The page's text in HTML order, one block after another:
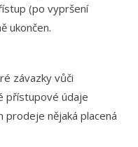
(po vypršení
ukončen.
závazky vůči
přístupové údaje
nějaká placená